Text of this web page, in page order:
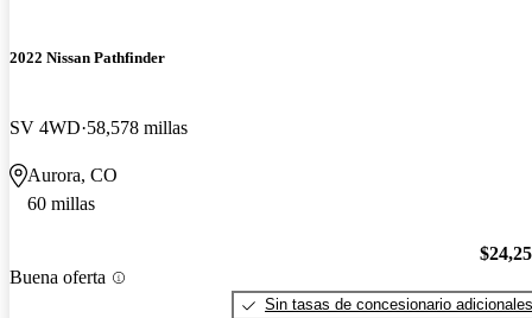
2022 Nissan Pathfinder
SV 4WD 58,578 millas
Aurora, CO
60 millas
Buena oferta
Sin tasas de concesionario adicionales